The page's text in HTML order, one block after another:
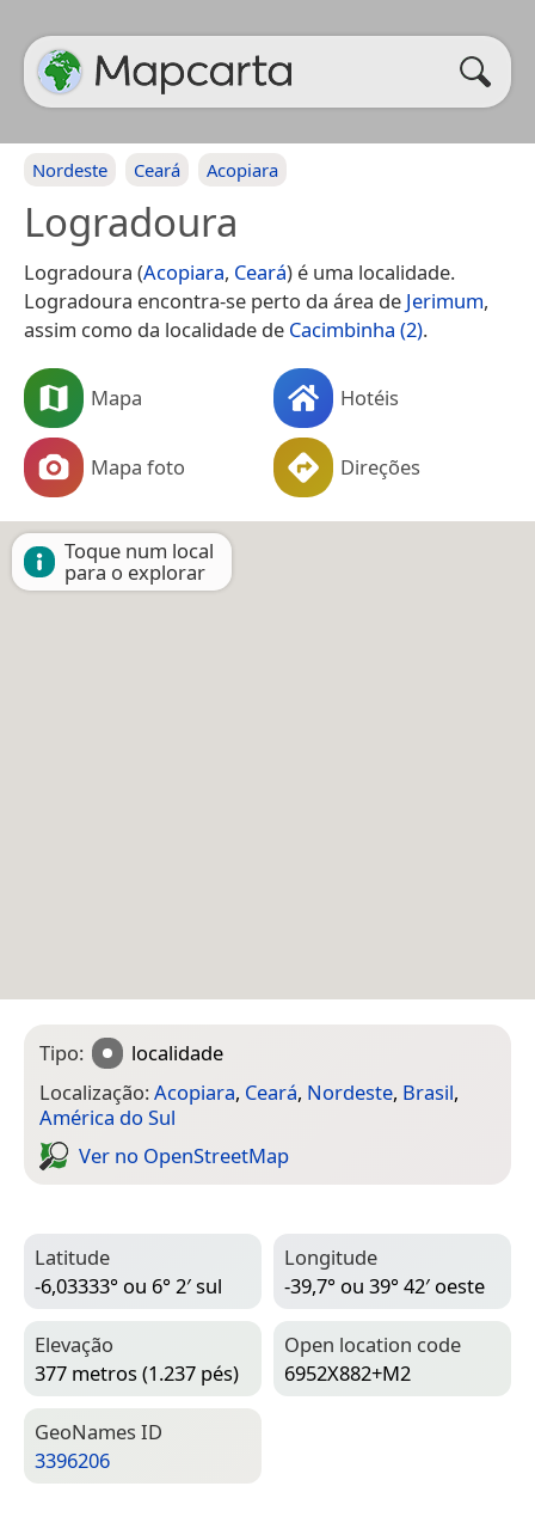
Nordeste Ceará Acopiara
Logradoura
Logradoura (Acopiara, Ceará) é uma localidade.
Logradoura encontra-se perto da área de Jerimum,
assim como da localidade de Cacimbinha (2).
Mapa Hotéis
Mapa foto Direções
Toque num local
para o explorar
Tipo:
localidade
Localização:Acopiara, Ceará, Nordeste, Brasil,
América do Sul
Ver no Open­Street­Map
Latitude
-6,03333° ou 6° 2′ sul
Longitude
-39,7° ou 39° 42′ oeste
Elevação
377 metros (1.237 pés)
Open location code
6952X882+M2
Geo­Names ID
3396206